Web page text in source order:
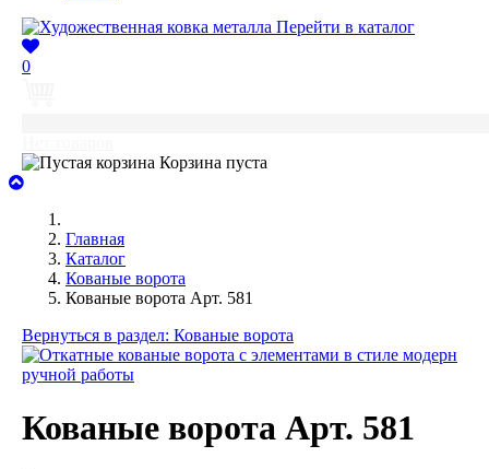
Перейти в каталог
0
Корзина пуста
Главная
Каталог
Кованые ворота
Кованые ворота Арт. 581
Вернуться в раздел: Кованые ворота
Кованые ворота Арт. 581